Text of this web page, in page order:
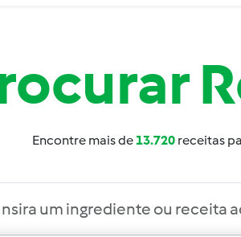
Encontre mais de13.720 receitas